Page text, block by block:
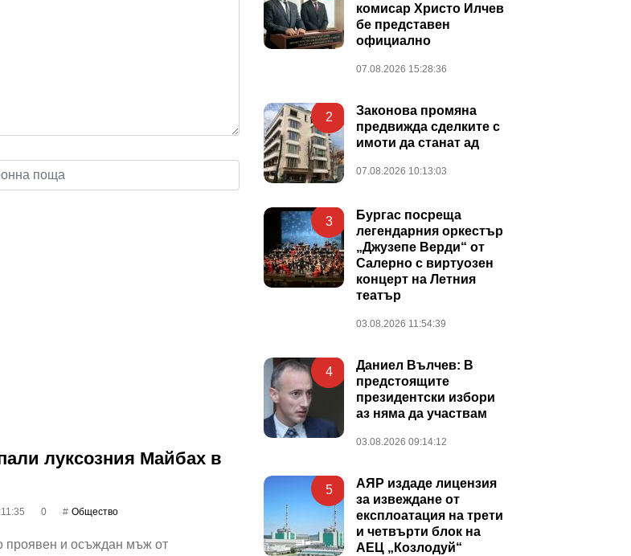
луксозния Майбах в
0 Общество
проявен и осъждан мъж от
комисар Христо Илчев
бе представен
официално
07.08.2026 15:28:36
2
Законова промяна
предвижда сделките с
имоти да станат ад
07.08.2026 10:13:03
3
Бургас посреща
легендарния оркестър
„Джузепе Верди“ от
Салерно с виртуозен
концерт на Летния
театър
03.08.2026 11:54:39
4
Даниел Вълчев: В
предстоящите
президентски избори
аз няма да участвам
03.08.2026 09:14:12
5
АЯР издаде лицензия
за извеждане от
експлоатация на трети
и четвърти блок на
АЕЦ „Козлодуй“